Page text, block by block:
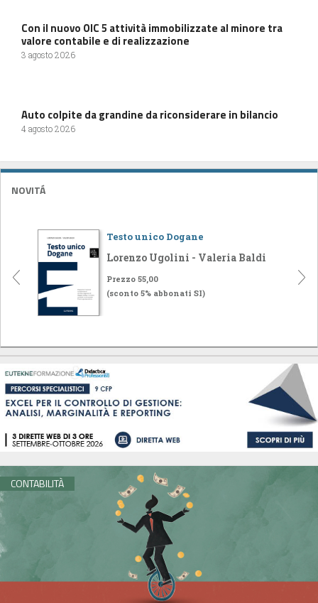
Con il nuovo OIC 5 attività immobilizzate al minore tra
valore contabile e di realizzazione
3 agosto 2026
Auto colpite da grandine da riconsiderare in bilancio
4 agosto 2026
NOVITÁ
Testo unico Dogane
Lorenzo Ugolini - Valeria Baldi
Prezzo 55,00
(sconto 5% abbonati SI)
CONTABILITÀ